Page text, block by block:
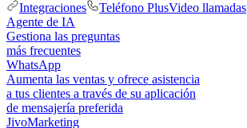
Integraciones
Teléfono PlusVideo llamadas
Agente de IA
Gestiona las preguntas
más frecuentes
WhatsApp
Aumenta las ventas y ofrece asistencia
a tus clientes a través de su aplicación
de mensajería preferida
JivoMarketing